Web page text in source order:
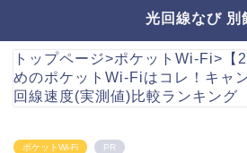
光回線なび 別
トップページ>ポケットWi-Fi>
めのポケットWi-Fiはコレ！キャ
回線速度(実測値)比較ランキング
ポケットWi-Fi PR